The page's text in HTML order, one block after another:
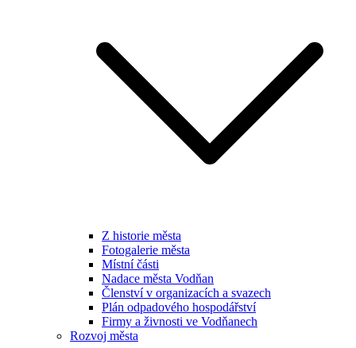
Z historie města
Fotogalerie města
Místní části
Nadace města Vodňan
Členství v organizacích a svazech
Plán odpadového hospodářství
Firmy a živnosti ve Vodňanech
Rozvoj města